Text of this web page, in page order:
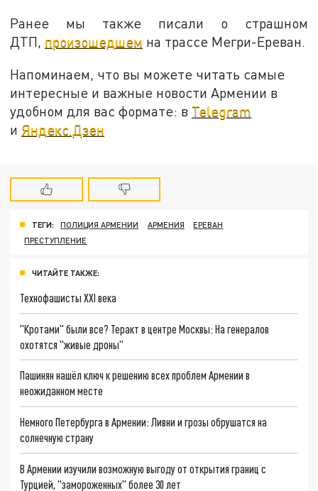
Ранее мы также писали о страшном
ДТП, произошедшем на трассе Мегри-Ереван.
Напоминаем, что вы можете читать самые
интересные и важные новости Армении в
удобном для вас формате: в Telegram
и Яндекс.Дзен
ТЕГИ: ПОЛИЦИЯ АРМЕНИИ АРМЕНИЯ
ЕРЕВАН
ПРЕСТУПЛЕНИЕ
ЧИТАЙТЕ ТАКЖЕ:
Технофашисты XXI века
"Кротами" были все? Теракт в центре Москвы: На генералов
охотятся "живые дроны"
Пашинян нашёл ключ к решению всех проблем Армении в
неожиданном месте
Немного Петербурга в Армении: Ливни и грозы обрушатся на
солнечную страну
В Армении изучили возможную выгоду от открытия границ с
Турцией, "замороженных" более 30 лет